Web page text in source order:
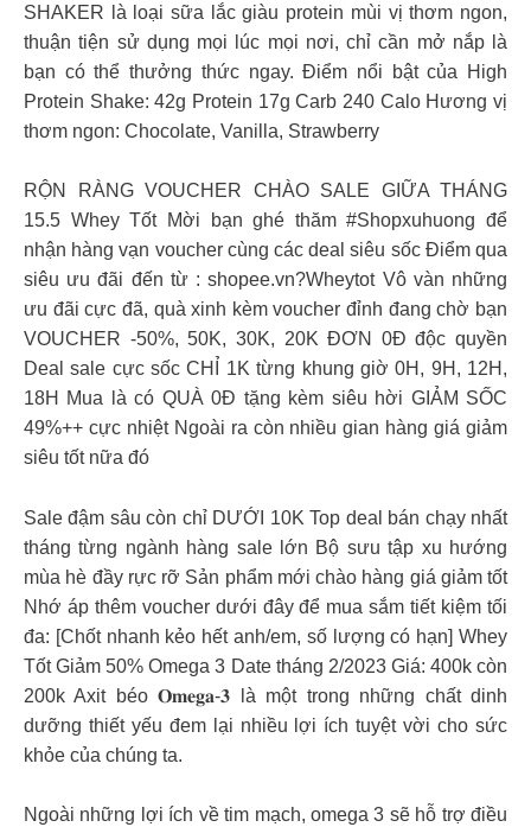
SHAKER là loại sữa lắc giàu protein mùi vị thơm ngon,
thuận tiện sử dụng mọi lúc mọi nơi, chỉ cần mở nắp là
bạn có thể thưởng thức ngay. Điểm nổi bật của High
Protein Shake: 42g Protein 17g Carb 240 Calo Hương vị
thơm ngon: Chocolate, Vanilla, Strawberry
RỘN RÀNG VOUCHER CHÀO SALE GIỮA THÁNG
15.5 Whey Tốt Mời bạn ghé thăm #Shopxuhuong để
nhận hàng vạn voucher cùng các deal siêu sốc Điểm qua
siêu ưu đãi đến từ : shopee.vn?Wheytot Vô vàn những
ưu đãi cực đã, quà xinh kèm voucher đỉnh đang chờ bạn
VOUCHER -50%, 50K, 30K, 20K ĐƠN 0Đ độc quyền
Deal sale cực sốc CHỈ 1K từng khung giờ 0H, 9H, 12H,
18H Mua là có QUÀ 0Đ tặng kèm siêu hời GIẢM SỐC
49%++ cực nhiệt Ngoài ra còn nhiều gian hàng giá giảm
siêu tốt nữa đó
Sale đậm sâu còn chỉ DƯỚI 10K Top deal bán chạy nhất
tháng từng ngành hàng sale lớn Bộ sưu tập xu hướng
mùa hè đầy rực rỡ Sản phẩm mới chào hàng giá giảm tốt
Nhớ áp thêm voucher dưới đây để mua sắm tiết kiệm tối
đa: [Chốt nhanh kẻo hết anh/em, số lượng có hạn] Whey
Tốt Giảm 50% Omega 3 Date tháng 2/2023 Giá: 400k còn
200k Axit béo 𝐎𝐦𝐞𝐠𝐚-𝟑 là một trong những chất dinh
dưỡng thiết yếu đem lại nhiều lợi ích tuyệt vời cho sức
khỏe của chúng ta.
Ngoài những lợi ích về tim mạch, omega 3 sẽ hỗ trợ điều